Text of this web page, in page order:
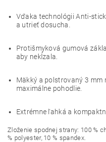
Vďaka technológii Anti-
a utrieť dosucha.
Protišmyková gumová
aby nekĺzala.
Mäkký a polstrovaný 3 mm
maximálne pohodlie.
Extrémne ľahká a
Zloženie spodnej strany: 100 %
% polyester, 10 % spandex.